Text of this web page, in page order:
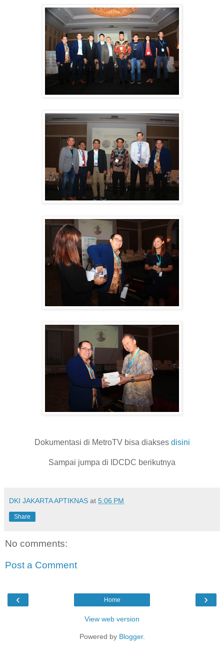
Dokumentasi di MetroTV bisa diakses disini
Sampai jumpa di IDCDC berikutnya
DKI JAKARTA APTIKNAS at 5:06 PM
Share
No comments:
Post a Comment
‹ ›
Home
View web version
Powered by Blogger.